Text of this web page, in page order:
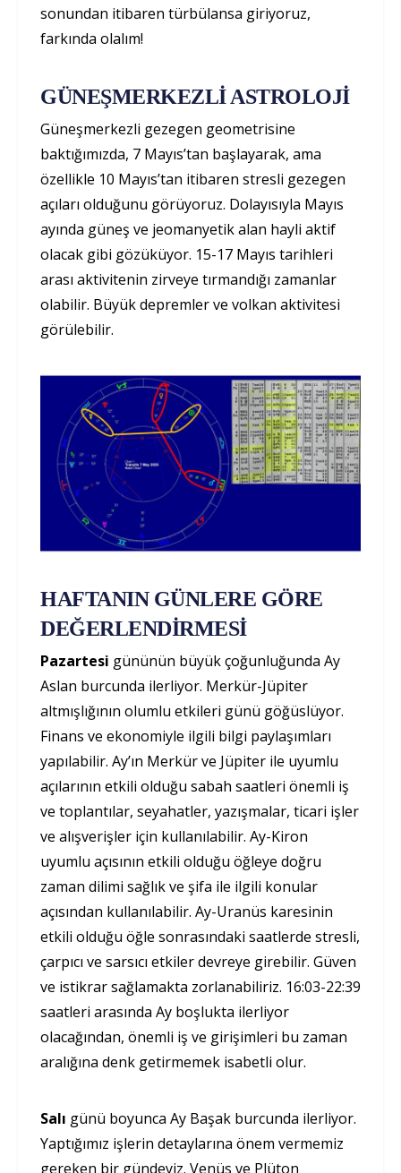
sonundan itibaren türbülansa giriyoruz,
farkında olalım!
GÜNEŞMERKEZLİ ASTROLOJİ
Güneşmerkezli gezegen geometrisine
baktığımızda, 7 Mayıs’tan başlayarak, ama
özellikle 10 Mayıs’tan itibaren stresli gezegen
açıları olduğunu görüyoruz. Dolayısıyla Mayıs
ayında güneş ve jeomanyetik alan hayli aktif
olacak gibi gözüküyor. 15-17 Mayıs tarihleri
arası aktivitenin zirveye tırmandığı zamanlar
olabilir. Büyük depremler ve volkan aktivitesi
görülebilir.
HAFTANIN GÜNLERE GÖRE
DEĞERLENDİRMESİ
Pazartesi gününün büyük çoğunluğunda Ay
Aslan burcunda ilerliyor. Merkür-Jüpiter
altmışlığının olumlu etkileri günü göğüslüyor.
Finans ve ekonomiyle ilgili bilgi paylaşımları
yapılabilir. Ay’ın Merkür ve Jüpiter ile uyumlu
açılarının etkili olduğu sabah saatleri önemli iş
ve toplantılar, seyahatler, yazışmalar, ticari işler
ve alışverişler için kullanılabilir. Ay-Kiron
uyumlu açısının etkili olduğu öğleye doğru
zaman dilimi sağlık ve şifa ile ilgili konular
açısından kullanılabilir. Ay-Uranüs karesinin
etkili olduğu öğle sonrasındaki saatlerde stresli,
çarpıcı ve sarsıcı etkiler devreye girebilir. Güven
ve istikrar sağlamakta zorlanabiliriz. 16:03-22:39
saatleri arasında Ay boşlukta ilerliyor
olacağından, önemli iş ve girişimleri bu zaman
aralığına denk getirmemek isabetli olur.
Salı günü boyunca Ay Başak burcunda ilerliyor.
Yaptığımız işlerin detaylarına önem vermemiz
gereken bir gündeyiz. Venüs ve Plüton